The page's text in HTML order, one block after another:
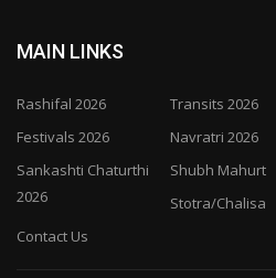
MAIN LINKS
Rashifal 2026 Transits 2026
Festivals 2026
Navratri 2026
Sankashti Chaturthi
2026
Shubh Mahurt
Stotra/Chalisa
Contact Us